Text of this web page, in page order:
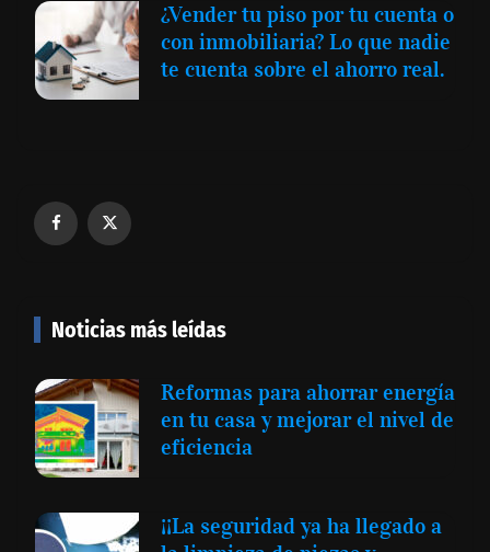
¿Vender tu piso por tu cuenta o
con inmobiliaria? Lo que nadie
te cuenta sobre el ahorro real.
Noticias más leídas
Reformas para ahorrar energía
en tu casa y mejorar el nivel de
eficiencia
¡¡La seguridad ya ha llegado a